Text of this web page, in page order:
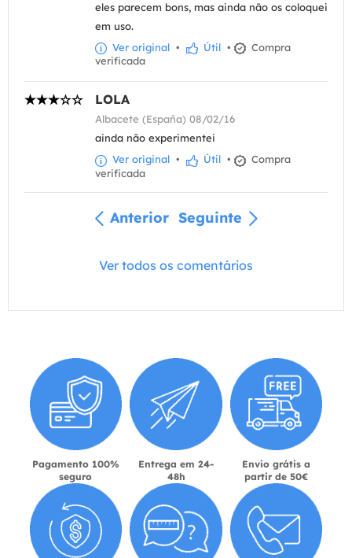
eles parecem bons, mas ainda não os coloquei
em uso.
Ver original • Útil •
Compra
verificada
LOLA
Albacete (España) 08/02/16
ainda não experimentei
Ver original • Útil •
Compra
verificada
Anterior Seguinte
Ver todos os comentários
Pagamento 100%
seguro
Entrega em 24-
48h
Envio grátis a
partir de 50€